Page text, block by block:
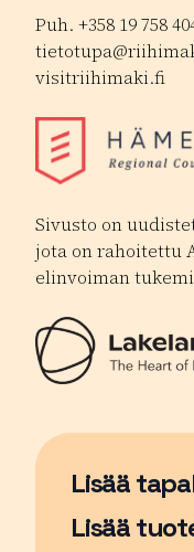
Puh. +358 19 758
visitriihimaki.fi
Sivusto on
jota on rahoitettu
elinvoiman
Lisää
Sivu
Lisää